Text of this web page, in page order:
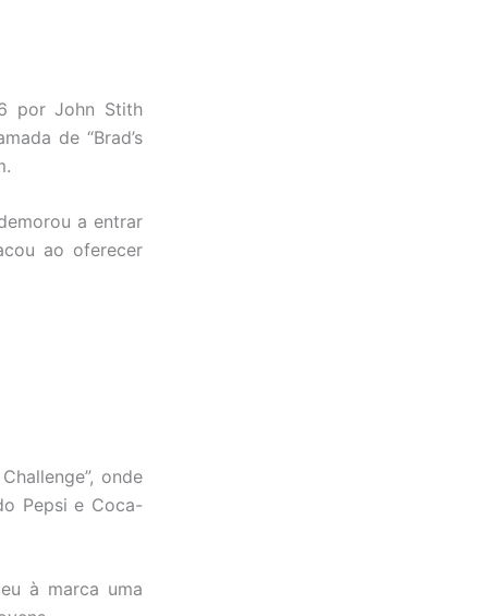
por John Stith
de “Brad’s
a entrar
ao oferecer
onde
Pepsi e Coca-
à marca uma